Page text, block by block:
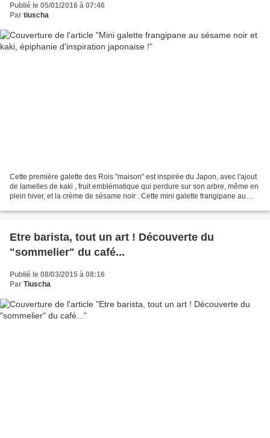
Publié le 05/01/2016 à 07:46
Par tiuscha
Cette première galette des Rois "maison" est inspirée du Japon, avec l'ajout
de lamelles de kaki , fruit emblématique qui perdure sur son arbre, même en
plein hiver, et la crème de sésame noir . Cette mini galette frangipane au
Etre barista, tout un art ! Découverte du
"sommelier" du café...
Publié le 08/03/2015 à 08:16
Par Tiuscha